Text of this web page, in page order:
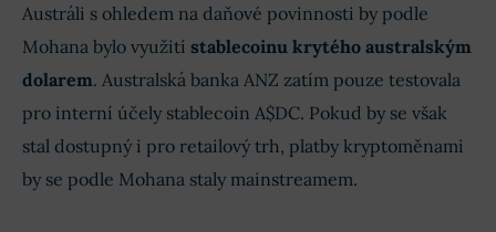
Austráli s ohledem na daňové povinnosti by podle
Mohana bylo využití stablecoinu krytého australským
dolarem. Australská banka ANZ zatím pouze testovala
pro interní účely stablecoin A$DC. Pokud by se však
stal dostupný i pro retailový trh, platby kryptoměnami
by se podle Mohana staly mainstreamem.